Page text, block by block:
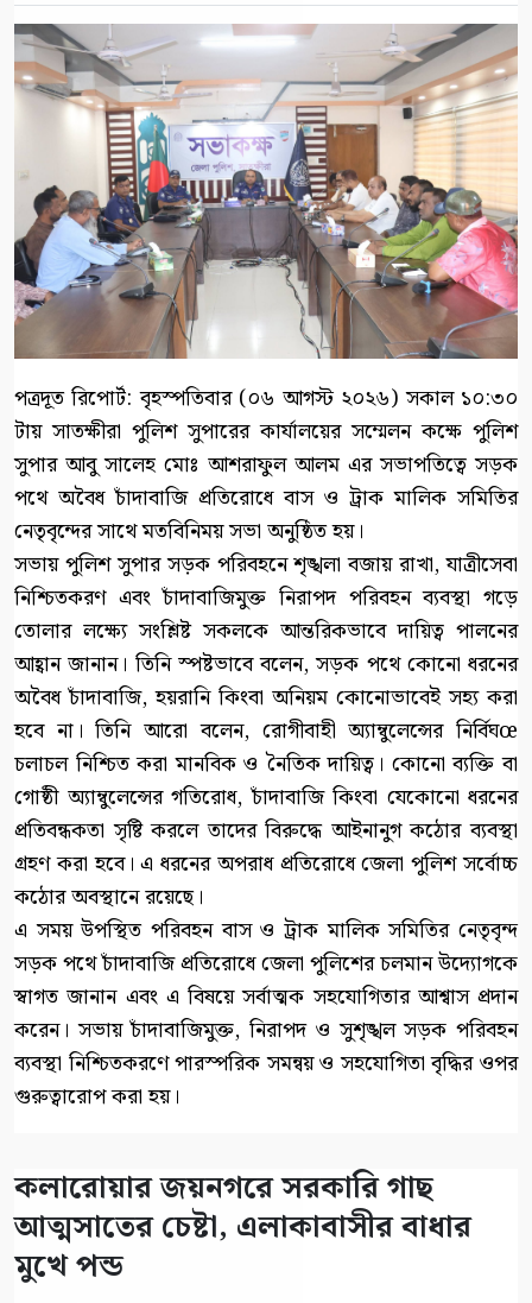
পত্রদূত রিপোর্ট: বৃহস্পতিবার (০৬ আগস্ট ২০২৬) সকাল ১০:৩০
টায় সাতক্ষীরা পুলিশ সুপারের কার্যালয়ের সম্মেলন কক্ষে পুলিশ
সুপার আবু সালেহ মোঃ আশরাফুল আলম এর সভাপতিত্বে সড়ক
পথে অবৈধ চাঁদাবাজি প্রতিরোধে বাস ও ট্রাক মালিক সমিতির
নেতৃবৃন্দের সাথে মতবিনিময় সভা অনুষ্ঠিত হয়।
সভায় পুলিশ সুপার সড়ক পরিবহনে শৃঙ্খলা বজায় রাখা, যাত্রীসেবা
নিশ্চিতকরণ এবং চাঁদাবাজিমুক্ত নিরাপদ পরিবহন ব্যবস্থা গড়ে
তোলার লক্ষ্যে সংশ্লিষ্ট সকলকে আন্তরিকভাবে দায়িত্ব পালনের
আহ্বান জানান। তিনি স্পষ্টভাবে বলেন, সড়ক পথে কোনো ধরনের
অবৈধ চাঁদাবাজি, হয়রানি কিংবা অনিয়ম কোনোভাবেই সহ্য করা
হবে না। তিনি আরো বলেন, রোগীবাহী অ্যাম্বুলেন্সের নির্বিঘœ
চলাচল নিশ্চিত করা মানবিক ও নৈতিক দায়িত্ব। কোনো ব্যক্তি বা
গোষ্ঠী অ্যাম্বুলেন্সের গতিরোধ, চাঁদাবাজি কিংবা যেকোনো ধরনের
প্রতিবন্ধকতা সৃষ্টি করলে তাদের বিরুদ্ধে আইনানুগ কঠোর ব্যবস্থা
গ্রহণ করা হবে। এ ধরনের অপরাধ প্রতিরোধে জেলা পুলিশ সর্বোচ্চ
কঠোর অবস্থানে রয়েছে।
এ সময় উপস্থিত পরিবহন বাস ও ট্রাক মালিক সমিতির নেতৃবৃন্দ
সড়ক পথে চাঁদাবাজি প্রতিরোধে জেলা পুলিশের চলমান উদ্যোগকে
স্বাগত জানান এবং এ বিষয়ে সর্বাত্মক সহযোগিতার আশ্বাস প্রদান
করেন। সভায় চাঁদাবাজিমুক্ত, নিরাপদ ও সুশৃঙ্খল সড়ক পরিবহন
ব্যবস্থা নিশ্চিতকরণে পারস্পরিক সমন্বয় ও সহযোগিতা বৃদ্ধির ওপর
গুরুত্বারোপ করা হয়।
কলারোয়ার জয়নগরে সরকারি গাছ
আত্মসাতের চেষ্টা, এলাকাবাসীর বাধার
মুখে পন্ড